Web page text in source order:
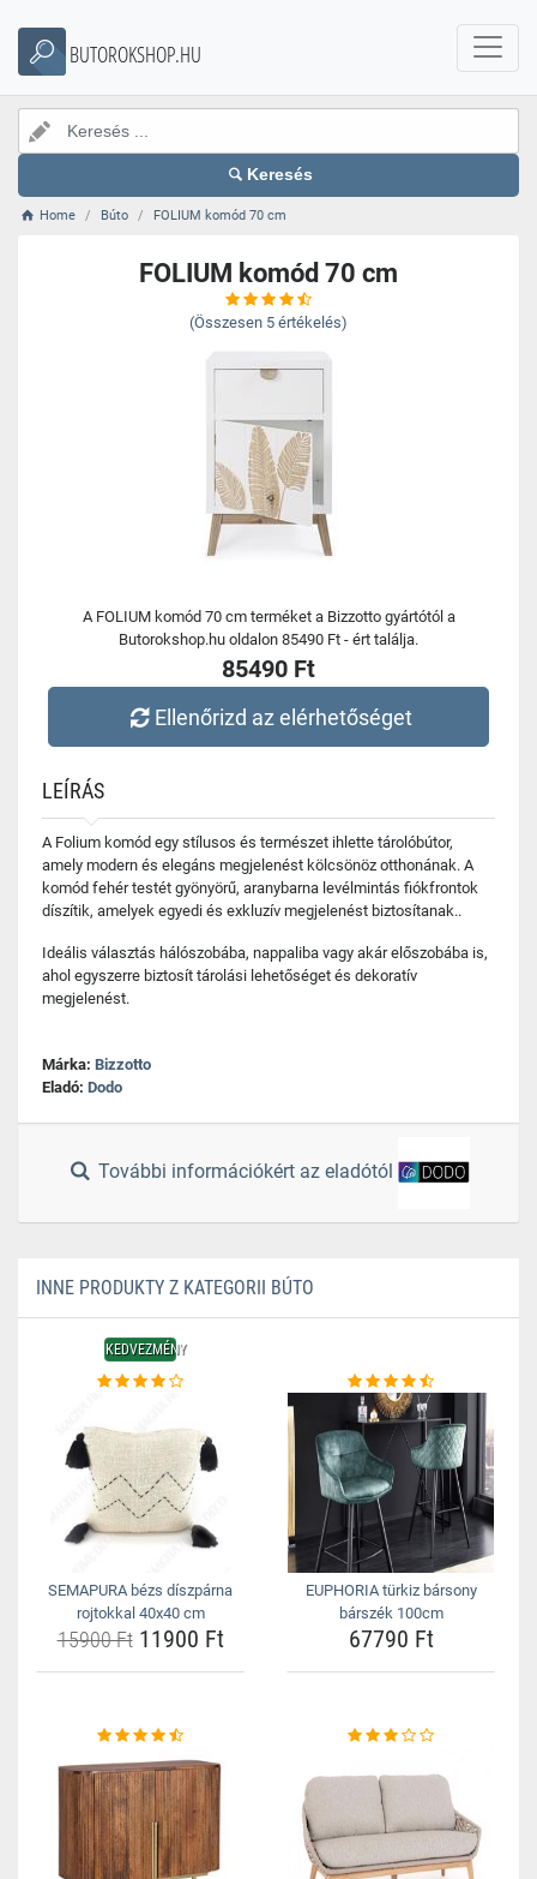
BUTOROKSHOP.HU
Keresés
Home Búto FOLIUM komód 70 cm
FOLIUM komód 70 cm
(Összesen 5 értékelés)
A FOLIUM komód 70 cm terméket a Bizzotto gyártótól a
Butorokshop.hu oldalon 85490 Ft - ért találja.
85490 Ft
Ellenőrizd az elérhetőséget
LEÍRÁS
A Folium komód egy stílusos és természet ihlette tárolóbútor,
amely modern és elegáns megjelenést kölcsönöz otthonának. A
komód fehér testét gyönyörű, aranybarna levélmintás fiókfrontok
díszítik, amelyek egyedi és exkluzív megjelenést biztosítanak..
Ideális választás hálószobába, nappaliba vagy akár előszobába is,
ahol egyszerre biztosít tárolási lehetőséget és dekoratív
megjelenést.
Márka: Bizzotto
Eladó: Dodo
További információkért az eladótól
INNE PRODUKTY Z KATEGORII BÚTO
KEDVEZMÉNY
SEMAPURA bézs díszpárna
rojtokkal 40x40 cm
15900 Ft11900 Ft
EUPHORIA türkiz bársony
bárszék 100cm
67790 Ft